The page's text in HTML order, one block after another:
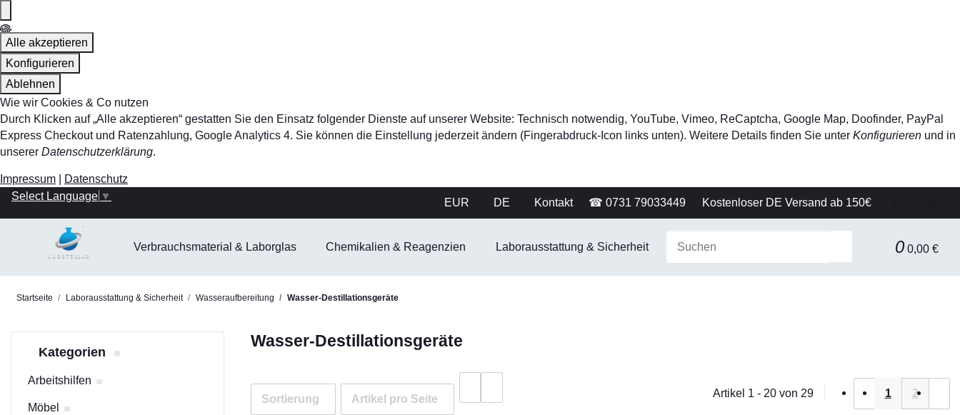
Alle akzeptieren
Konfigurieren
Ablehnen
Wie wir Cookies & Co nutzen
Durch Klicken auf „Alle akzeptieren“ gestatten Sie den Einsatz folgender Dienste auf unserer Website: Technisch notwendig, YouTube, Vimeo, ReCaptcha, Google Map, Doofinder, PayPal
Express Checkout und Ratenzahlung, Google Analytics 4. Sie können die Einstellung jederzeit ändern (Fingerabdruck-Icon links unten). Weitere Details finden Sie unter Konfigurieren und in
unserer Datenschutzerklärung.
Impressum
Datenschutz
EUR
DE Kontakt ☎ 0731 79033449 Kostenloser DE Versand ab 150€
Select Language ▼
0 0,00 €
Verbrauchsmaterial & Laborglas Chemikalien & Reagenzien Laborausstattung & Sicherheit Gerätetechnik Filtration & Separationstechnik
Startseite Laborausstattung & Sicherheit Wasseraufbereitung Wasser-Destillationsgeräte
Wasser-Destillationsgeräte
Sortierung Artikel pro Seite Artikel 1 - 20 von 29 1 2
Kategorien
Arbeitshilfen
Möbel